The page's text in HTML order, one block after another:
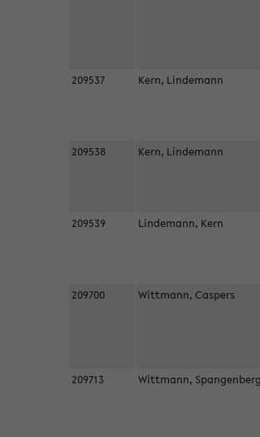
209537 Kern, Lindemann
209538 Kern, Lindemann
209539 Lindemann, Kern
209700 Wittmann, Caspers
209713 Wittmann, Spangenberg